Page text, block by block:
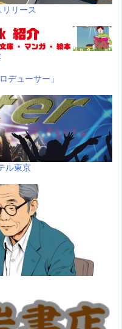
リース
デューサー」
ル東京